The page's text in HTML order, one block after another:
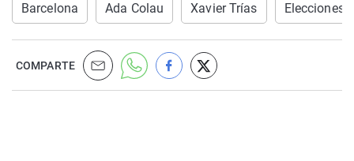
Barcelona Ada Colau Xavier Trías Elecciones
COMPARTE